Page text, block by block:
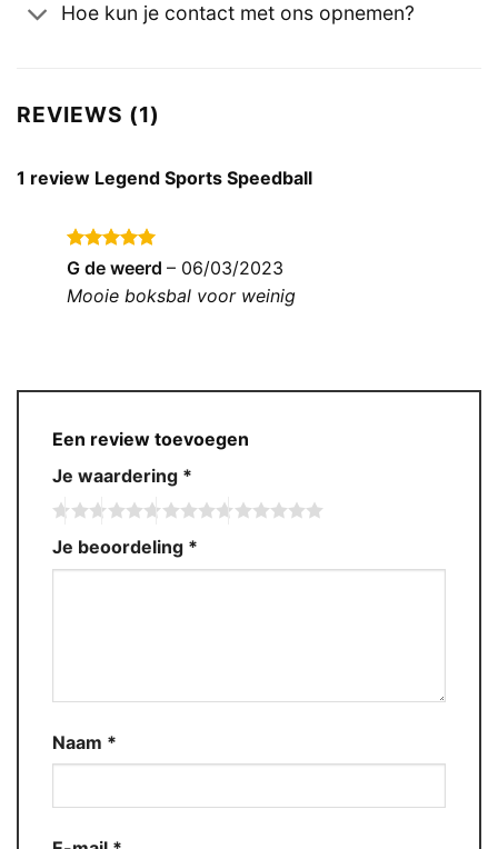
Hoe kun je contact met ons opnemen?
REVIEWS (1)
1 review Legend Sports Speedball
Gewaardeerd
5 uit 5
G de weerd – 06/03/2023
Mooie boksbal voor weinig
Een review toevoegen
Je waardering *
Je beoordeling *
Naam *